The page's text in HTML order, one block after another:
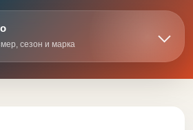
сезон и марка